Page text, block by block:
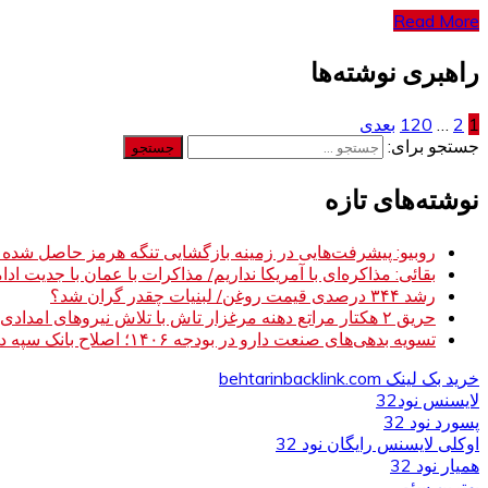
Read More
راهبری نوشته‌ها
1
2
120 بعدی
جستجو برای:
نوشته‌های تازه
روبیو: پیشرفت‌هایی در زمینه بازگشایی تنگه هرمز حاصل
بقائی: مذاکره‌ای با آمریکا نداریم/ مذاکرات با عمان با جدیت
رشد ۳۴۴ درصدی قیمت روغن/ لبنیات چقدر گران شد؟
حریق ۲ هکتار مراتع دهنه مرغزار تاش با تلاش نیروهای امدادی مهار شد
تسویه بدهی‌های صنعت دارو در بودجه ۱۴۰۶؛ اصلاح بانک سپه در دستور کار
خرید بک لینک behtarinbacklink.com
لایسنس نود32
پسورد نود 32
اوکلی لایسنس رایگان نود 32
همیار نود 32